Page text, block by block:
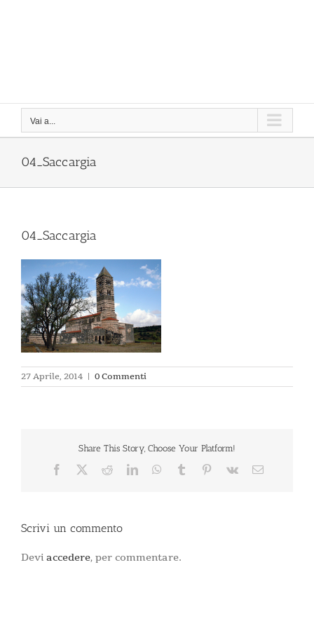
Vai a...
04_Saccargia
04_Saccargia
27 Aprile, 2014 | 0 Commenti
Share This Story, Choose Your Platform!
Facebook RedditLinkedInWhatsApp
Tumblr Pinterest
Vk Email
Scrivi un commento
Devi accedere, per commentare.